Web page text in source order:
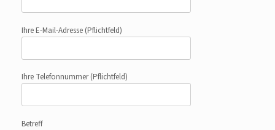
Ihre E-Mail-Adresse (Pflichtfeld)
Ihre Telefonnummer(Pflichtfeld)
Betreff